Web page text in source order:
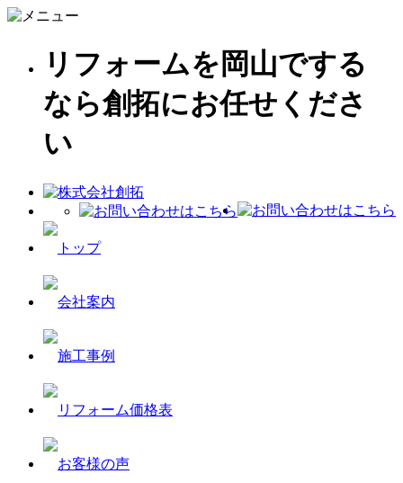
リフォームを岡山でする
なら創拓にお任せくださ
い